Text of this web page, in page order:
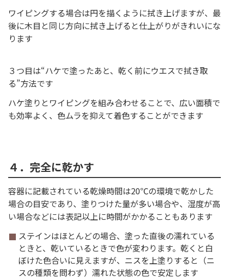
ワイピングする場合は円を描くように拭き上げますが、最
後に木目と同じ方向に拭き上げると仕上がりがきれいにな
ります
３つ目は“ハケで塗ったあと、乾く前にウエスで拭き取
る”方法です
ハケ塗りとワイピングを組み合わせることで、広い面積で
も効率よく、色ムラを抑えて着色することができます
４．完全に乾かす
容器に記載されている乾燥時間は20℃の環境で乾かした
場合の目安であり、塗りつけた量が多い場合や、湿度が高
い場合などには表記以上に時間がかかることもあります
ステインはほとんどの場合、塗った直後の濡れている
ときと、乾いているときで色が変わります。乾くと白
ぼけた色合いに見えますが、ニスを上塗りすると（ニ
スの種類を問わず）濡れた状態の色で安定します